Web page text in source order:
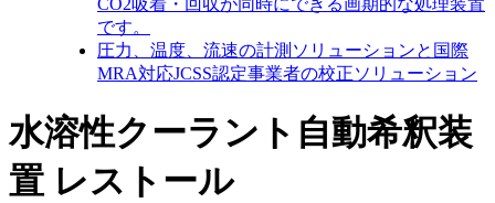
CO2吸着・回収が同時にできる画期的な処理装置
です。
圧力、温度、流速の計測ソリューションと国際
MRA対応JCSS認定事業者の校正ソリューション
水溶性クーラント自動希釈装
置 レストール